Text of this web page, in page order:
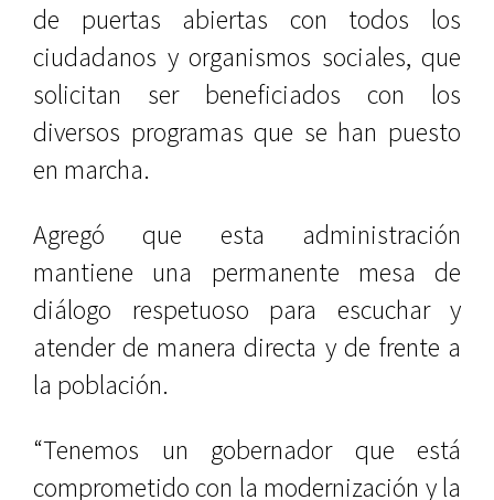
de puertas abiertas con todos los
ciudadanos y organismos sociales, que
solicitan ser beneficiados con los
diversos programas que se han puesto
en marcha.
Agregó que esta administración
mantiene una permanente mesa de
diálogo respetuoso para escuchar y
atender de manera directa y de frente a
la población.
“Tenemos un gobernador que está
comprometido con la modernización y la